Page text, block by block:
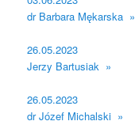
dr Barbara Mękarska »
26.05.2023
Jerzy Bartusiak »
26.05.2023
dr Józef Michalski »